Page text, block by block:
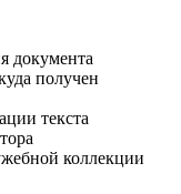
документа
получен
текста
коллекции